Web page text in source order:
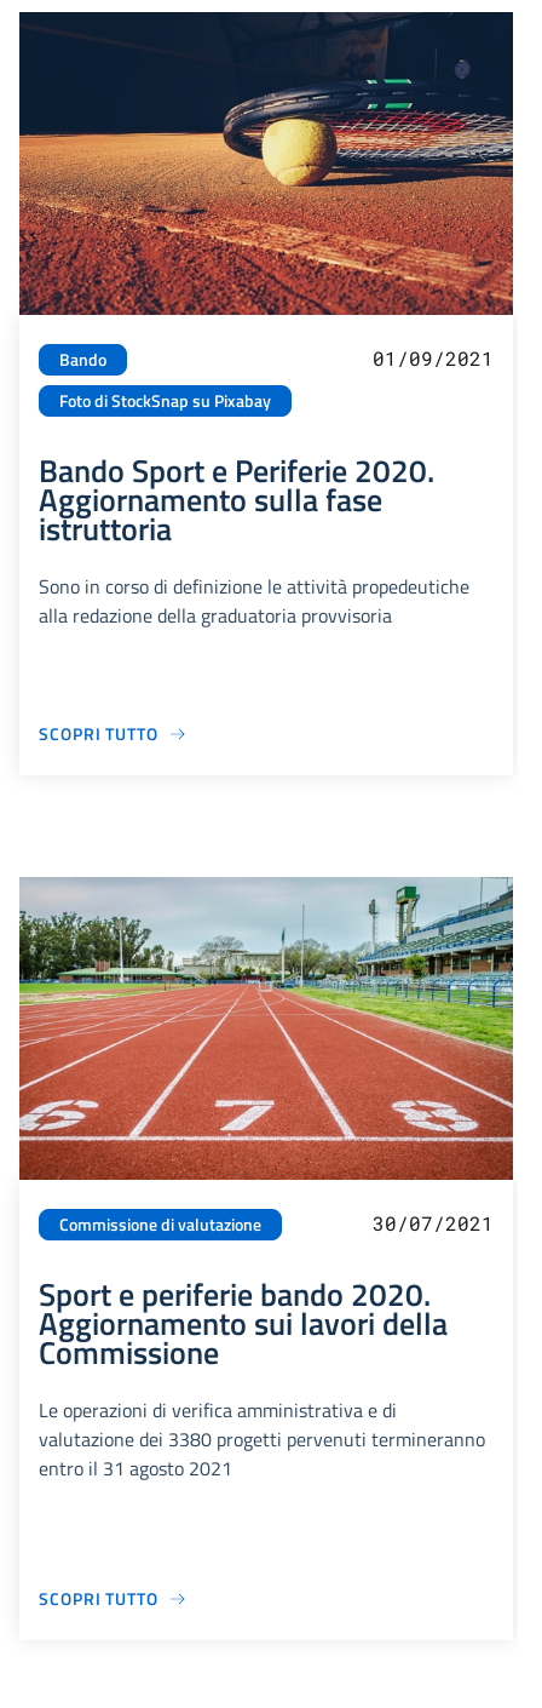
Bando
Foto di StockSnap su Pixabay
01/09/2021
Bando Sport e Periferie 2020.
Aggiornamento sulla fase
istruttoria
Sono in corso di definizione le attività propedeutiche
alla redazione della graduatoria provvisoria
SCOPRI TUTTO
Commissione di valutazione 30/07/2021
Sport e periferie bando 2020.
Aggiornamento sui lavori della
Commissione
Le operazioni di verifica amministrativa e di
valutazione dei 3380 progetti pervenuti termineranno
entro il 31 agosto 2021
SCOPRI TUTTO